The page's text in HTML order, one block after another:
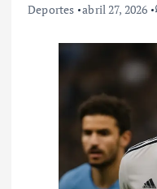
Deportes abril 27, 2026